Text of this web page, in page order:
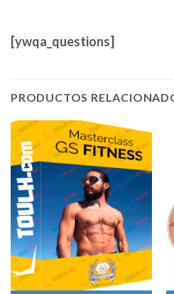
[ywqa_questions]
PRODUCTOS